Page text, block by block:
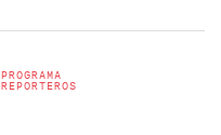
PROGRAMA
REPORTEROS